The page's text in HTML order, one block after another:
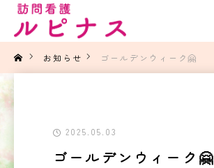
お知らせ ゴールデンウィーク🤗
2025.05.03
ゴールデンウィーク🤗